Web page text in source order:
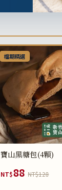
檔期精選
寶山黑糖包(4顆)
NT$88 NT$128